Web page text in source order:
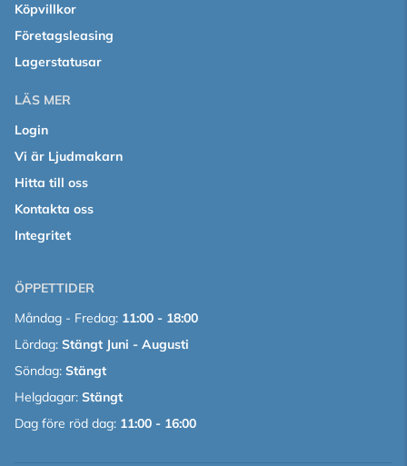
Köpvillkor
Företagsleasing
Lagerstatusar
LÄS MER
Login
Vi är Ljudmakarn
Hitta till oss
Kontakta oss
Integritet
ÖPPETTIDER
Måndag - Fredag: 11:00 - 18:00
Lördag: Stängt Juni - Augusti
Söndag: Stängt
Helgdagar: Stängt
Dag före röd dag: 11:00 - 16:00